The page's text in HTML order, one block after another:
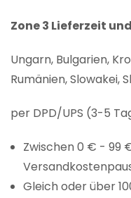
Zone 3 Lieferzeit
Ungarn, Bulgarien,
Rumänien, Slowakei,
per DPD/UPS (3-5
Zwischen 0 € - 99
Gleich oder über